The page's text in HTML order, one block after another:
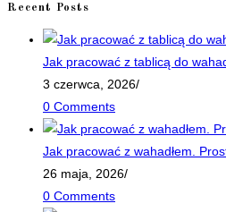
Recent Posts
Jak pracować z tablicą do
3 czerwca, 2026/
0 Comments
Jak pracować z wahadłem.
26 maja, 2026/
0 Comments